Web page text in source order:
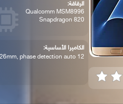
الرقاقة:
Qualcomm MSM8996
Snapdragon 820
الكاميرا الأساسية:
12 MP, f/1.7, 26mm, phase detection auto...